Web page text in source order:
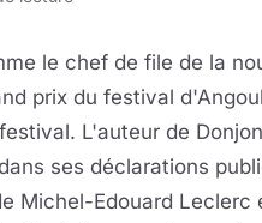
le chef de file de la
prix du festival
L'auteur de
ses déclarations
Michel-Edouard Leclerc